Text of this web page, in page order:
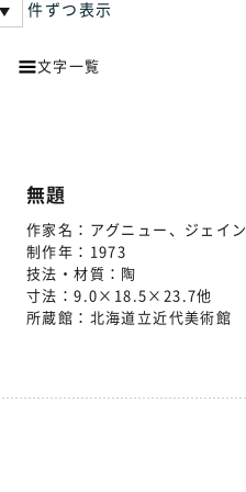
件ずつ表示
文字一覧
無題
作家名： アグニュー、ジェイン
制作年： 1973
技法・材質： 陶
寸法：9.0×18.5×23.7他
所蔵館： 北海道立近代美術館